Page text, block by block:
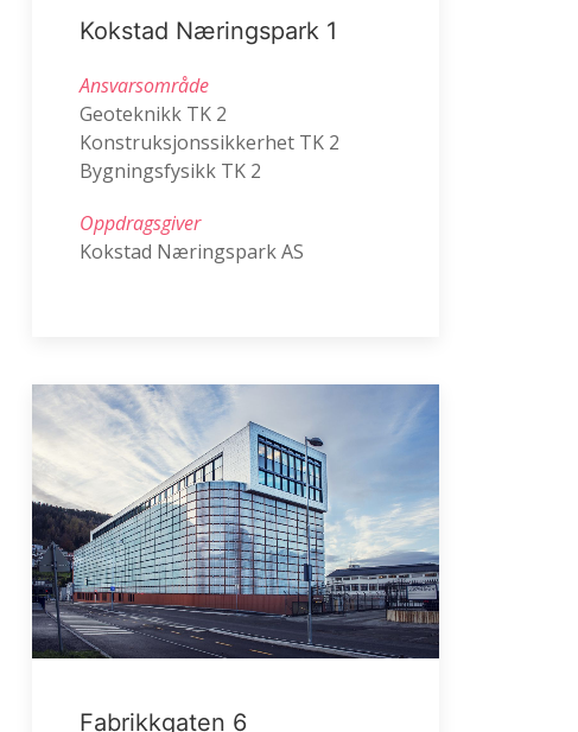
Kokstad Næringspark 1
Ansvarsområde
Geoteknikk TK 2
Konstruksjonssikkerhet TK 2
Bygningsfysikk TK 2
Oppdragsgiver
Kokstad Næringspark AS
Fabrikkgaten 6